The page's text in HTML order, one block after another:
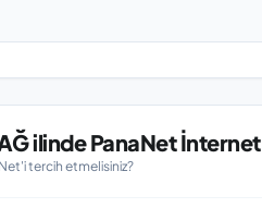
ilinde PanaNet
tercih etmelisiniz?